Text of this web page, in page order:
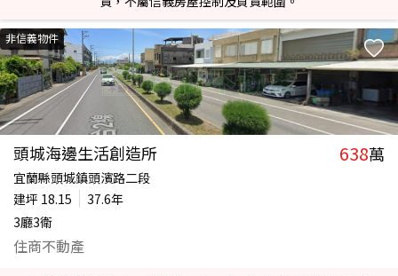
非信義物件
頭城海邊生活創造所 638萬
宜蘭縣頭城鎮頭濱路二段
建坪 18.15
37.6年
3廳3衛
住商不動產